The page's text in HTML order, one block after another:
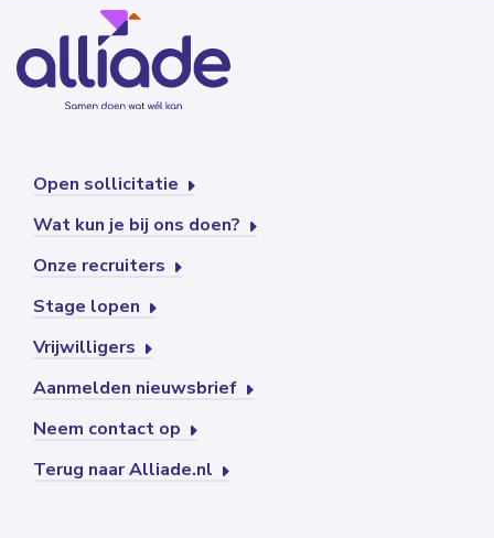
Open sollicitatie
Wat kun je bij ons doen?
Onze recruiters
Stage lopen
Vrijwilligers
Aanmelden nieuwsbrief
Neem contact op
Terug naar Alliade.nl